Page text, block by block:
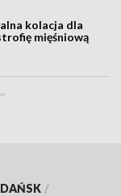
kolacja dla
mięśniową
/